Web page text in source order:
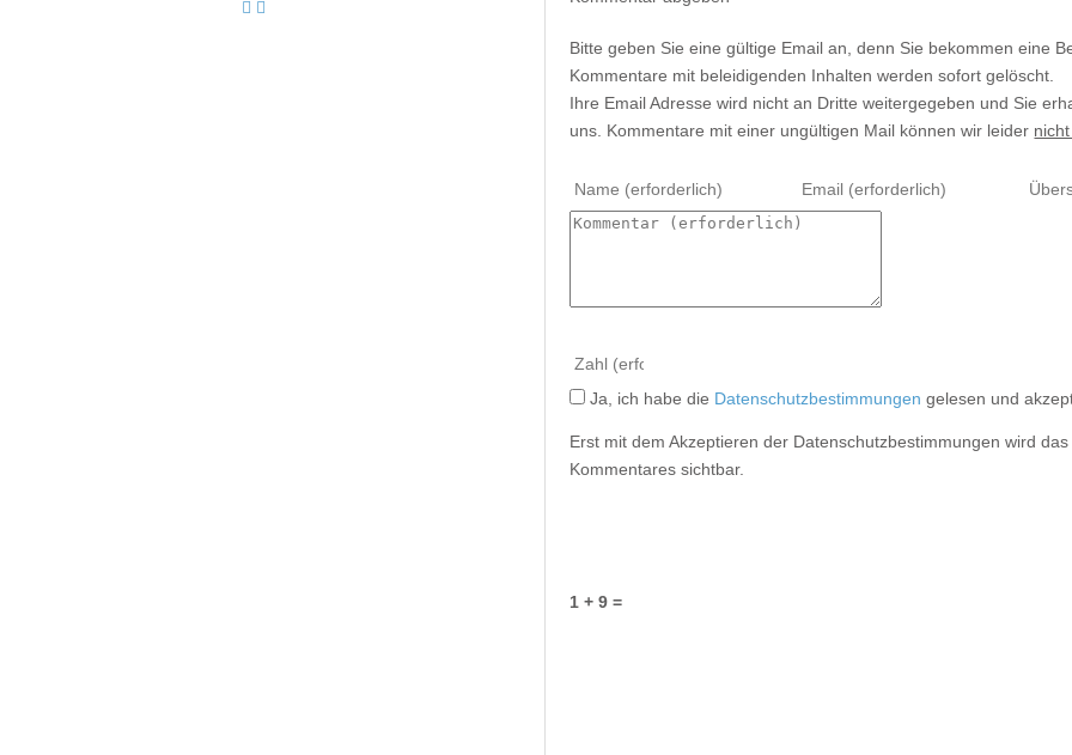
Bitte geben Sie eine gültige Email an, denn Sie bekommen eine
Kommentare mit beleidigenden Inhalten werden sofort gelöscht.
Ihre Email Adresse wird nicht an Dritte weitergegeben und Sie
uns. Kommentare mit einer ungültigen Mail können wir leider
1 + 9 =
Ja, ich habe die Datenschutzbestimmungen gelesen und
Erst mit dem Akzeptieren der Datenschutzbestimmungen wird
Kommentares sichtbar.